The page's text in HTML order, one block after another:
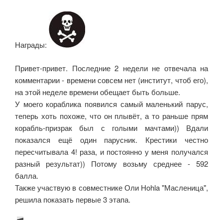
Награды:
Привет-привет. Последние 2 недели не отвечала на
комментарии - времени совсем нет (институт, чтоб его),
на этой неделе времени обещает быть больше.
У моего кораблика появился самый маленький парус,
теперь хоть похоже, что он плывёт, а то раньше прям
корабль-призрак был с голыми мачтами)) Вдали
показался ещё один парусник. Крестики честно
пересчитывала 4! раза, и постоянно у меня получался
разный результат)) Потому возьму среднее - 592
балла.
Также участвую в совместнике Оли Hohla "Масленица",
решила показать первые 3 этапа.